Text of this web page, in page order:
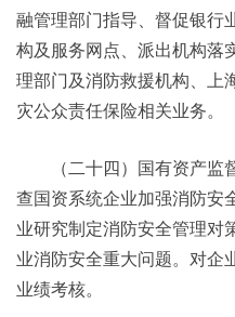
融管理部门指导、督促银行
构及服务网点、派出机构落
理部门及消防救援机构、上
灾公众责任保险相关业务。
（二十四）国有资产监督
查国资系统企业加强消防安
业研究制定消防安全管理对
业消防安全重大问题。对企
业绩考核。